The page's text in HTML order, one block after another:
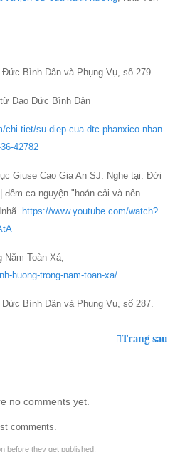
Bình Dân và Phụng Vụ, số 279
Đạo Đức Bình Dân
chi-tiet/su-diep-cua-dtc-phanxico-nhan-
42782
Giuse Cao Gia An SJ. Nghe tại: Đời
đêm ca nguyện "hoán cải và nên
https://www.youtube.com/watch?
Năm Toàn Xá,
huong-trong-nam-toan-xa/
Bình Dân và Phụng Vụ, số 287.
Trang sau
no comments yet.
comments.
before they get published.